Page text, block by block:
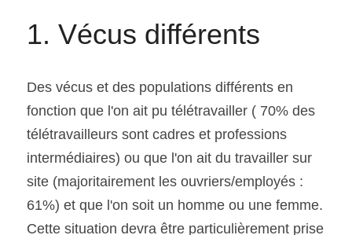
1. Vécus différents
Des vécus et des populations différents en
fonction que l'on ait pu télétravailler ( 70% des
télétravailleurs sont cadres et professions
intermédiaires) ou que l'on ait du travailler sur
site (majoritairement les ouvriers/employés :
61%) et que l'on soit un homme ou une femme.
Cette situation devra être particulièrement prise